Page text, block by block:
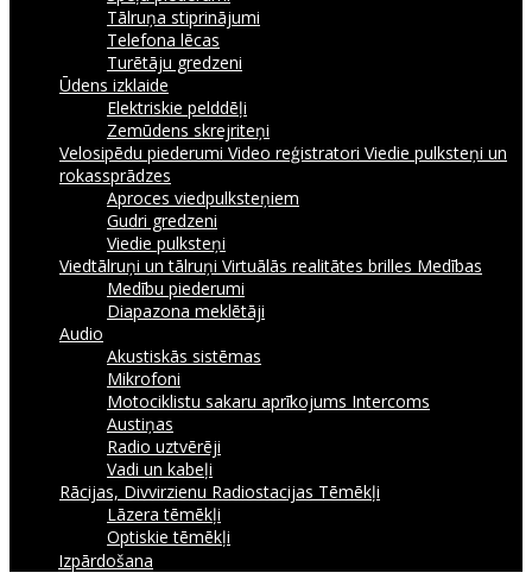
Tālruņa stiprinājumi
Telefona lēcas
Turētāju gredzeni
Ūdens izklaide
Elektriskie pelddēļi
Zemūdens skrejriteņi
Velosipēdu piederumi Video reģistratori Viedie pulksteņi un
rokassprādzes
Aproces viedpulksteņiem
Gudri gredzeni
Viedie pulksteņi
Viedtālruņi un tālruņi Virtuālās realitātes brilles Medības
Medību piederumi
Diapazona meklētāji
Audio
Akustiskās sistēmas
Mikrofoni
Motociklistu sakaru aprīkojums Intercoms
Austiņas
Radio uztvērēji
Vadi un kabeļi
Rācijas, Divvirzienu Radiostacijas Tēmēkļi
Lāzera tēmēkļi
Optiskie tēmēkļi
Izpārdošana